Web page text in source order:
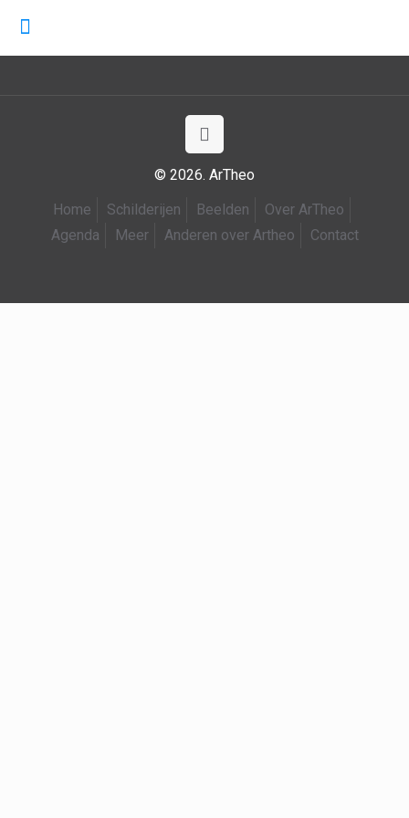
© 2026. ArTheo
Home
Schilderijen Beelden
Over ArTheo
Agenda
Meer Anderen over Artheo Contact